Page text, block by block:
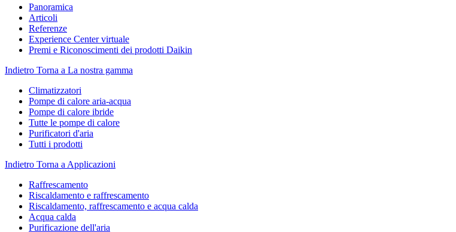
Panoramica
Articoli
Referenze
Experience Center virtuale
Premi e Riconoscimenti dei prodotti Daikin
Indietro Torna a La nostra gamma
Climatizzatori
Pompe di calore aria-acqua
Pompe di calore ibride
Tutte le pompe di calore
Purificatori d'aria
Tutti i prodotti
Indietro Torna a Applicazioni
Raffrescamento
Riscaldamento e raffrescamento
Riscaldamento, raffrescamento e acqua calda
Acqua calda
Purificazione dell'aria